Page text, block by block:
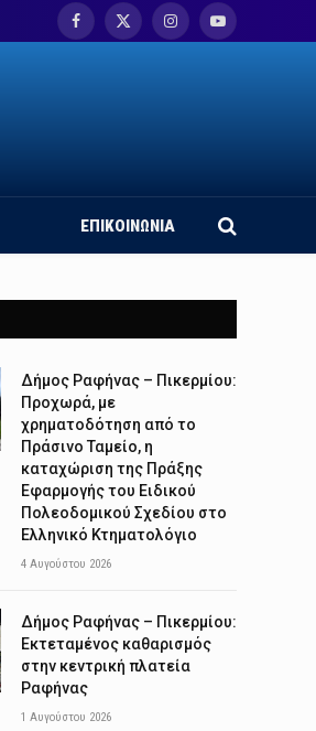
Facebook
X
InstagramYouTube
ΕΠΙΚΟΙΝΩΝΙΑ
Δήμος Ραφήνας – Πικερμίου:
Προχωρά, με
χρηματοδότηση από το
Πράσινο Ταμείο, η
καταχώριση της Πράξης
Εφαρμογής του Ειδικού
Πολεοδομικού Σχεδίου στο
Ελληνικό Κτηματολόγιο
4 Αυγούστου 2026
Δήμος Ραφήνας – Πικερμίου:
Εκτεταμένος καθαρισμός
στην κεντρική πλατεία
Ραφήνας
1 Αυγούστου 2026